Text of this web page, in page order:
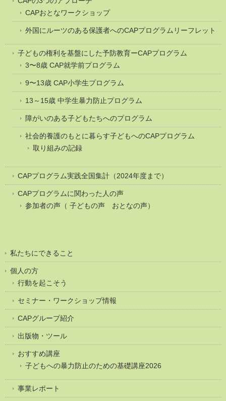
CAPおとなワークショップ
外国にルーツのある保護者へのCAPプログラムリーフレット
子どもの権利を基盤にした予防教育ーCAPプログラム
3〜8歳 CAP就学前プログラム
9〜13歳 CAP小学生プログラム
13～15歳 中学生暴力防止プログラム
障がいのある子どもたちへのプログラム
社会的養護のもとに暮らす子どもへのCAPプログラム
取り組みの記録
CAPプログラム実践全国集計（2024年度まで）
CAPプログラムに関わった人の声
参加者の声（ 子どもの声 おとなの声）
私たちにできること
個人の方
行動を起こそう
セミナー・ワークショップ情報
CAPグループ紹介
出版物・ツール
おすすめ講座
子どもへの暴力防止のための基礎講座2026
事業レポート